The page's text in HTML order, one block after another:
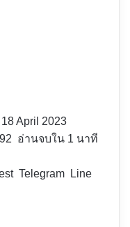
18 April 2023
อ่านจบใน 1 นาที
Telegram Line